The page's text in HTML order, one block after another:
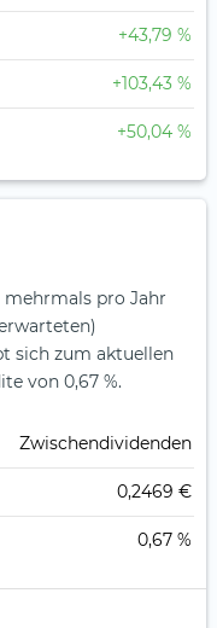
+43,79 %
+103,43 %
+50,04 %
pro Jahr
sich zum aktuellen
von 0,67 %.
Zwischendividenden
0,2469 €
0,67 %